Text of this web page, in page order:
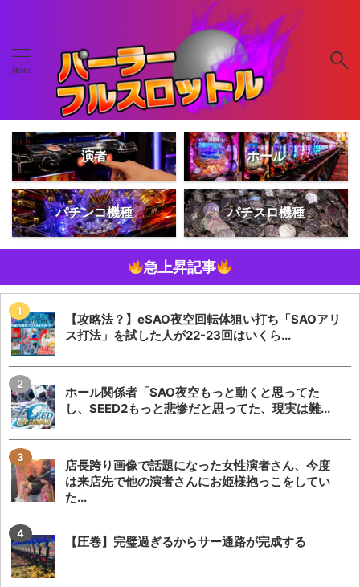
演者 ホール
パチンコ機種 パチスロ機種
急上昇記事
【攻略法？】eSAO夜空回転体狙い打ち「SAOアリ
ス打法」を試した人が22-23回はいくら...
ホール関係者「SAO夜空もっと動くと思ってた
し、SEED2もっと悲惨だと思ってた、現実は難...
店長跨り画像で話題になった女性演者さん、今度
は来店先で他の演者さんにお姫様抱っこをしてい
た...
【圧巻】完璧過ぎるからサー通路が完成する